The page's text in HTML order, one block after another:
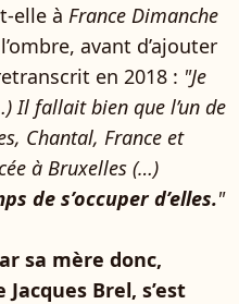
elle à France Dimanche
avant d’ajouter
en 2018 : "Je
Il fallait bien que l’un de
Chantal, France et
à Bruxelles (…)
de s’occuper d’elles."
sa mère donc,
Brel, s’est